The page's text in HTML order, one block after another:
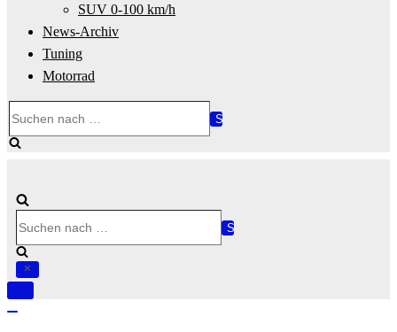
SUV 0-100 km/h
News-Archiv
Tuning
Motorrad
nach …
nach …
Navigation